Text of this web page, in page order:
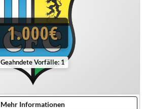
1.000€
Geahndete Vorfälle: 1
Mehr Informationen